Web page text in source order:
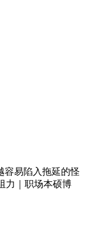
容易陷入拖延的怪
力｜职场本硕博